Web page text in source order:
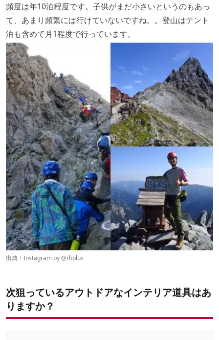
頻度は年10泊程度です。子供がまだ小さいというのもあっ
て、あまり頻繁には行けていないですね。。登山はテント
泊も含めて月1程度で行っています。
出典：Instagram by @rhplus
次狙っているアウトドアなインテリア道具はあ
りますか？